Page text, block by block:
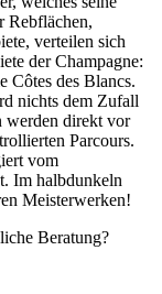
Rebflächen,
verteilen sich
der Champagne:
Côtes des Blancs.
nichts dem Zufall
werden direkt vor
Parcours.
vom
Im halbdunkeln
Meisterwerken!
Beratung?